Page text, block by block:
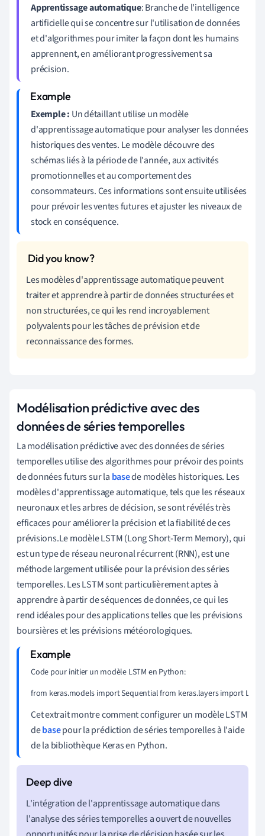
Apprentissage automatique: Branche de l'intelligence
artificielle qui se concentre sur l'utilisation de données
et d'algorithmes pour imiter la façon dont les humains
apprennent, en améliorant progressivement sa
précision.
Exemple : Un détaillant utilise un modèle
d'apprentissage automatique pour analyser les données
historiques des ventes. Le modèle découvre des
schémas liés à la période de l'année, aux activités
promotionnelles et au comportement des
consommateurs. Ces informations sont ensuite utilisées
pour prévoir les ventes futures et ajuster les niveaux de
stock en conséquence.
Les modèles d'apprentissage automatique peuvent
traiter et apprendre à partir de données structurées et
non structurées, ce qui les rend incroyablement
polyvalents pour les tâches de prévision et de
reconnaissance des formes.
Modélisation prédictive avec des
données de séries temporelles
La modélisation prédictive avec des données de séries
temporelles utilise des algorithmes pour prévoir des points
de données futurs sur la basede modèles historiques. Les
modèles d'apprentissage automatique, tels que les réseaux
neuronaux et les arbres de décision, se sont révélés très
efficaces pour améliorer la précision et la fiabilité de ces
prévisions.Le modèle LSTM (Long Short-Term Memory), qui
est un type de réseau neuronal récurrent (RNN), est une
méthode largement utilisée pour la prévision des séries
temporelles. Les LSTM sont particulièrement aptes à
apprendre à partir de séquences de données, ce qui les
rend idéales pour des applications telles que les prévisions
boursières et les prévisions météorologiques.
Code pour initier un modèle LSTM en Python:
from keras.models import Sequential from keras.layers import
Cet extrait montre comment configurer un modèle LSTM
debasepour la prédiction de séries temporelles à l'aide
de la bibliothèque Keras en Python.
L'intégration de l'apprentissage automatique dans
l'analyse des séries temporelles a ouvert de nouvelles